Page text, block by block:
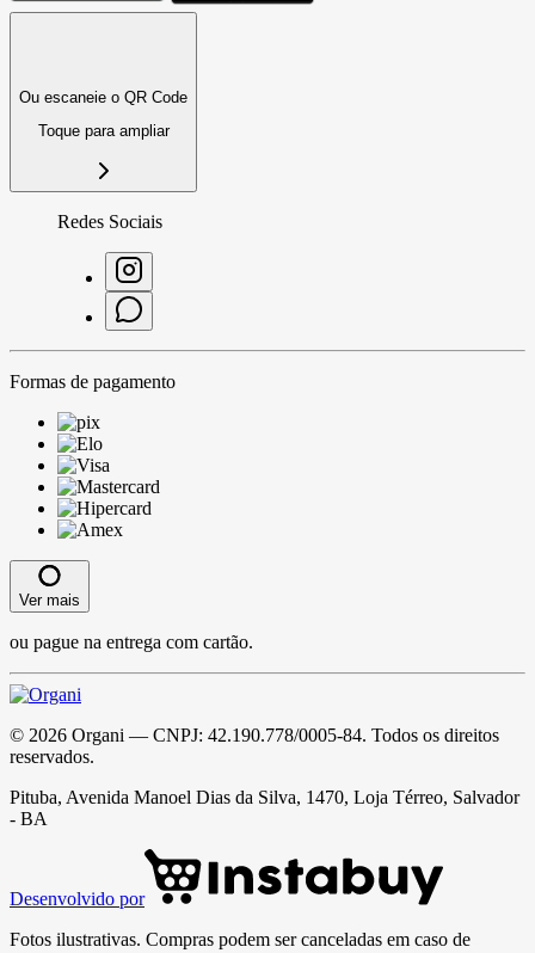
Ou escaneie o QR Code
Toque para ampliar
Redes Sociais
Formas de pagamento
Ver mais
ou pague na entrega com cartão.
© 2026 Organi — CNPJ: 42.190.778/0005-84. Todos os direitos
reservados.
Pituba, Avenida Manoel Dias da Silva, 1470, Loja Térreo, Salvador
- BA
Desenvolvido por
Fotos ilustrativas. Compras podem ser canceladas em caso de